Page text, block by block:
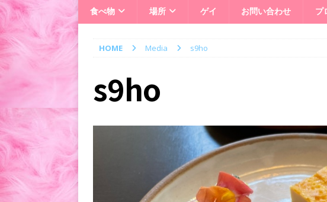
食べ物 場所 ゲイ お問い合わせ プ
HOME Media s9ho
s9ho